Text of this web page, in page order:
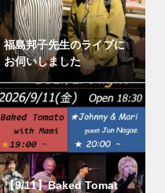
福島邦子先生のライブに
お伺いしました
【9/11】Baked Tomat